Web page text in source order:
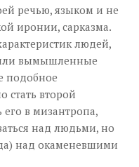
речью, языком и не
иронии, сарказма.
людей,
вымышленные
подобное
стать второй
в мизантропа,
над людьми, но
над окаменевшими